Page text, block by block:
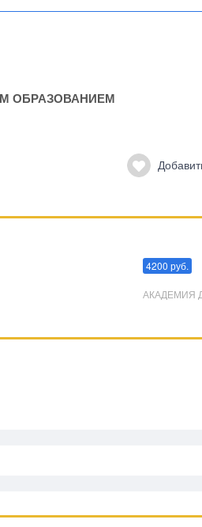
ОБРАЗОВАНИЕМ
4200 руб.
АКАДЕМИЯ